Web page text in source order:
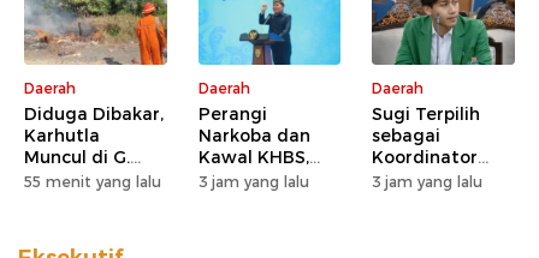
Daerah
Diduga Dibakar,
Karhutla
Muncul di G.
Obos 24
55 menit yang lalu
Daerah
Perangi
Narkoba dan
Kawal KHBS,
Gubernur
3 jam yang lalu
Daerah
Sugi Terpilih
sebagai
Koordinator
Wilayah BEM SI
3 jam yang lalu